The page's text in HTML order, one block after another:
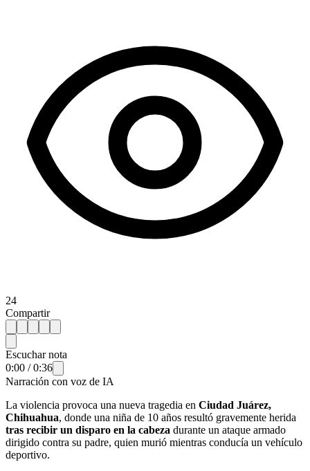
24
Compartir
Escuchar nota
0:00 /0:36
Narración con voz de IA
La violencia provoca una nueva tragedia en Ciudad Juárez,
Chihuahua, donde una niña de 10 años resultó gravemente herida
tras recibir un disparo en la cabeza durante un ataque armado
dirigido contra su padre, quien murió mientras conducía un vehículo
deportivo.